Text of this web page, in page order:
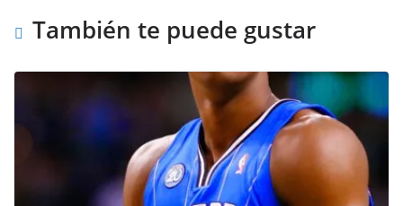
También te puede gustar